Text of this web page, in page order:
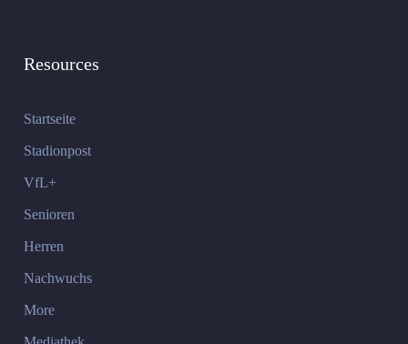
Resources
Startseite
Stadionpost
VfL+
Senioren
Herren
Nachwuchs
More